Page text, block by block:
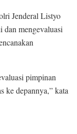
Jenderal Listyo
dan mengevaluasi
pimpinan
ke depannya,” kata